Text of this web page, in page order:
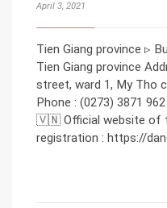
April 3, 2021
Tien Giang province ▹
Tien Giang province
street, ward 1, My Tho
Phone : (0273) 3871
🇻🇳 Official website of
registration : https://